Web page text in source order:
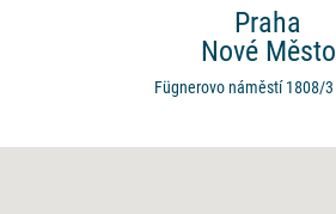
Praha
Nové Město
Fügnerovo náměstí 1808/3